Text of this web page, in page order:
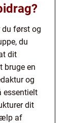
du først og
du
dit
bruge en
og
essentielt
dit
af